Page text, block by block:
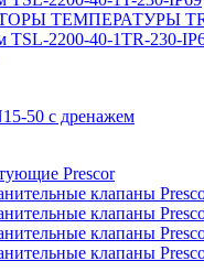
ТЕМПЕРАТУРЫ
TSL-2200-40-1TR-230-
50 с дренажем
Prescor
клапаны
клапаны
клапаны
клапаны